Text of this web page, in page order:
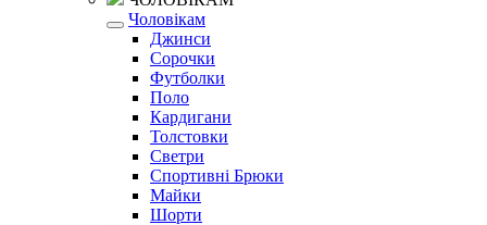
Чоловікам
Джинси
Сорочки
Футболки
Поло
Кардигани
Толстовки
Светри
Спортивні Брюки
Майки
Шорти